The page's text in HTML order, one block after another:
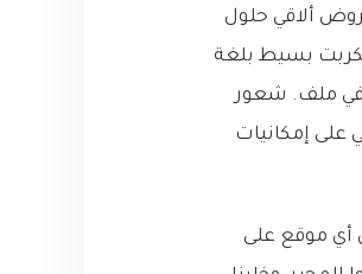
ألاقي حلول
بسيط بلغة
في ملف. شعور
على إمكانيات
أي موقع على